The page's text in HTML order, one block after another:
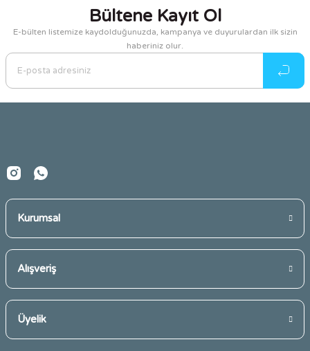
Görüş ve önerileriniz için teşekkür ederiz.
Ürün resmi kalitesiz, bozuk veya görüntülenemiyor.
Ürün açıklamasında eksik bilgiler bulunuyor.
Ürün bilgilerinde hatalar bulunuyor.
Bültene Kayıt Ol
E-bülten listemize kaydolduğunuzda, kampanya ve duyurulardan ilk sizin
haberiniz olur.
Kurumsal
Alışveriş
Üyelik